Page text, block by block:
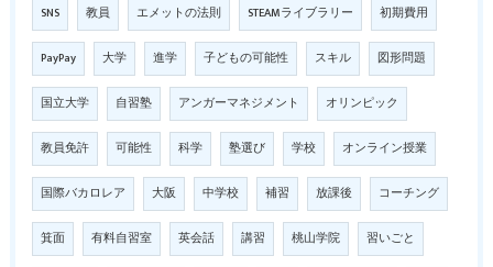
SNS 教員 エメットの法則 STEAMライブラリー 初期費用
PayPay 大学 進学 子どもの可能性 スキル 図形問題
国立大学 自習塾 アンガーマネジメント オリンピック
教員免許 可能性 科学 塾選び 学校 オンライン授業
国際バカロレア 大阪 中学校 補習 放課後 コーチング
箕面 有料自習室 英会話 講習 桃山学院 習いごと